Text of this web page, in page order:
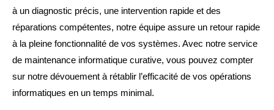
à un diagnostic précis, une intervention rapide et des
réparations compétentes, notre équipe assure un retour rapide
à la pleine fonctionnalité de vos systèmes. Avec notre service
de maintenance informatique curative, vous pouvez compter
sur notre dévouement à rétablir l’efficacité de vos opérations
informatiques en un temps minimal.